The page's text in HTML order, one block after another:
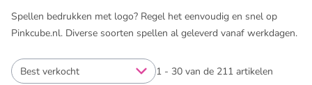
Spellen bedrukken met logo? Regel het eenvoudig en snel op
Pinkcube.nl. Diverse soorten spellen al geleverd vanaf werkdagen.
1 - 30 van de 211 artikelen
Best verkocht